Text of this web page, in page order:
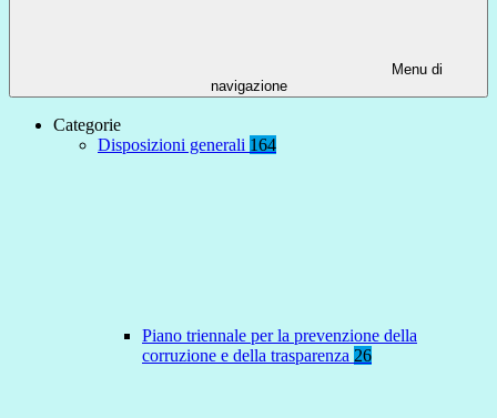
Menu di
navigazione
Categorie
Disposizioni generali 164
Piano triennale per la prevenzione della
corruzione e della trasparenza 26